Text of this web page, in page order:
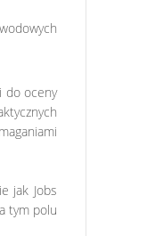
do oceny
jak Jobs
tym polu